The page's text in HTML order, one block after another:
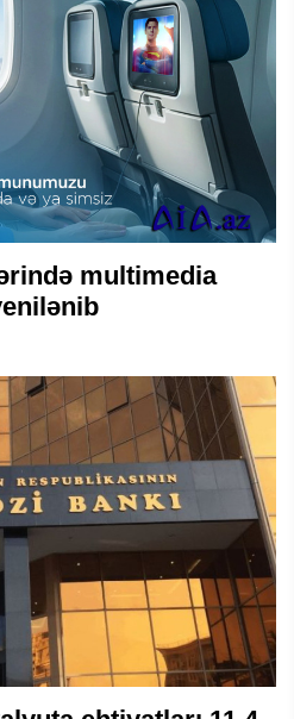
multimedia